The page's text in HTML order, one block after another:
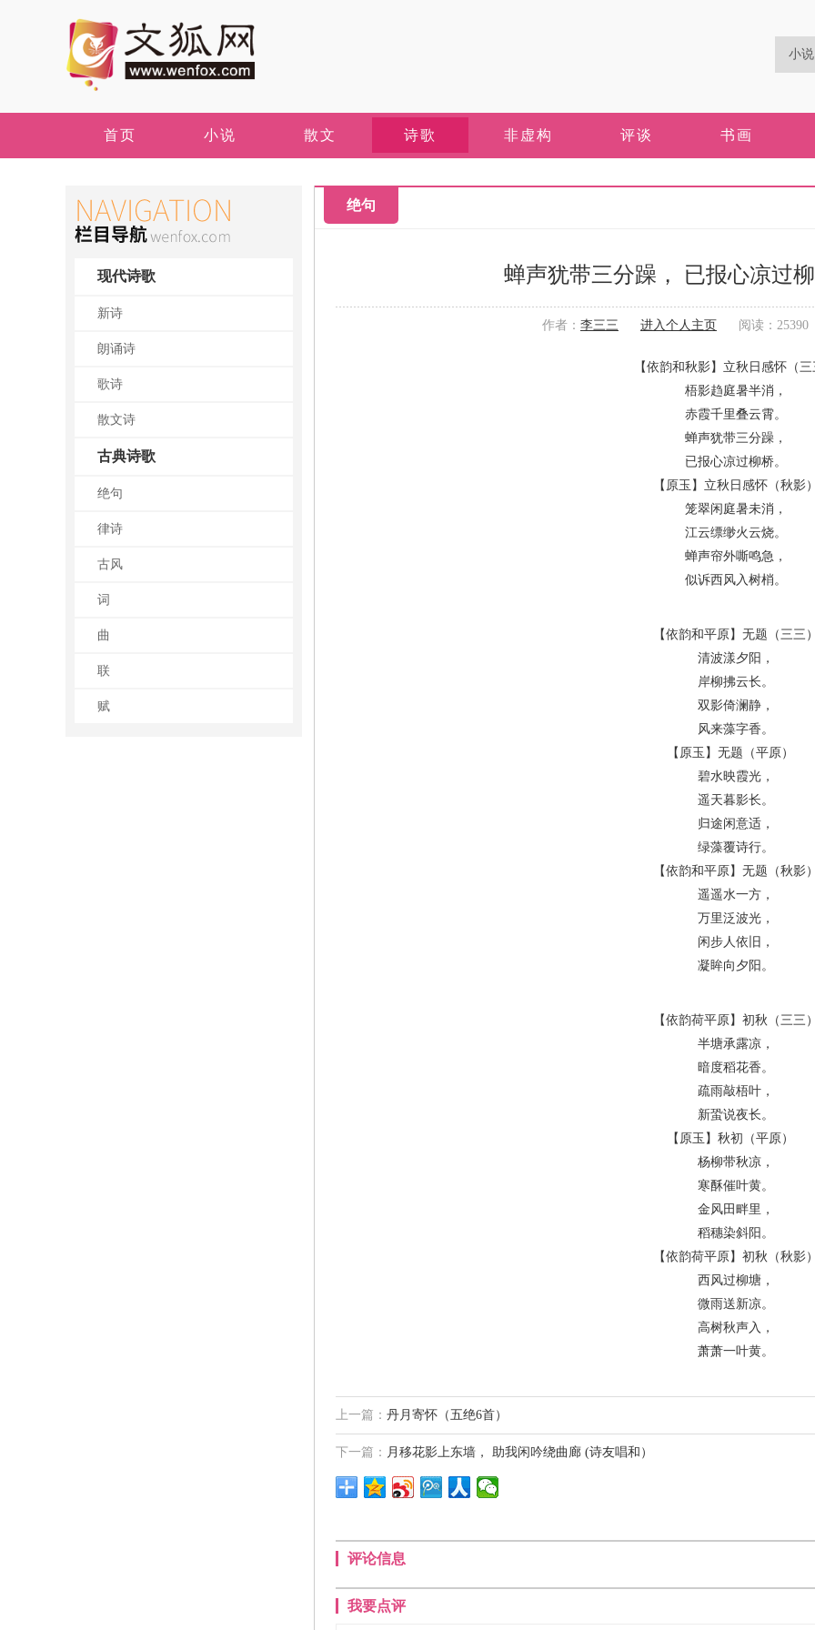
首页 小说 散文 诗歌 非虚构 评谈 书画
现代诗歌
新诗
朗诵诗
歌诗
散文诗
古典诗歌
绝句
律诗
古风
词
曲
联
赋
绝句
蝉声犹带三分躁， 已报心凉过
作者： 李三三 进入个人主页 阅读：25390
【依韵和秋影】立秋日感怀（
梧影趋庭暑半消，
赤霞千里叠云霄。
蝉声犹带三分躁，
已报心凉过柳桥。
【原玉】立秋日感怀（秋影
笼翠闲庭暑未消，
江云缥缈火云烧。
蝉声帘外嘶鸣急，
似诉西风入树梢。
【依韵和平原】无题（三三
清波漾夕阳，
岸柳拂云长。
双影倚澜静，
风来藻字香。
【原玉】无题（平原）
碧水映霞光，
遥天暮影长。
归途闲意适，
绿藻覆诗行。
【依韵和平原】无题（秋影
遥遥水一方，
万里泛波光，
闲步人依旧，
凝眸向夕阳。
【依韵荷平原】初秋（三三
半塘承露凉，
暗度稻花香。
疏雨敲梧叶，
新蛩说夜长。
【原玉】秋初（平原）
杨柳带秋凉，
寒酥催叶黄。
金风田畔里，
稻穗染斜阳。
【依韵荷平原】初秋（秋影
西风过柳塘，
微雨送新凉。
高树秋声入，
萧萧一叶黄。
上一篇： 丹月寄怀（五绝6首）
下一篇： 月移花影上东墙， 助我闲吟绕曲廊 (诗友唱和）
评论信息
我要点评